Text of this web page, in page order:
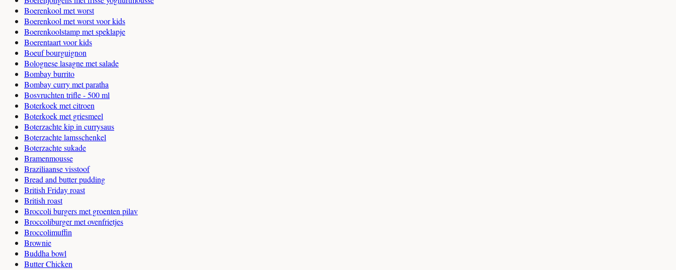
Boerenkool met worst
Boerenkool met worst voor kids
Boerenkoolstamp met speklapje
Boerentaart voor kids
Boeuf bourguignon
Bolognese lasagne met salade
Bombay burrito
Bombay curry met paratha
Bosvruchten trifle - 500 ml
Boterkoek met citroen
Boterkoek met griesmeel
Boterzachte kip in currysaus
Boterzachte lamsschenkel
Boterzachte sukade
Bramenmousse
Braziliaanse visstoof
Bread and butter pudding
British Friday roast
British roast
Broccoli burgers met groenten pilav
Broccoliburger met ovenfrietjes
Broccolimuffin
Brownie
Buddha bowl
Butter Chicken